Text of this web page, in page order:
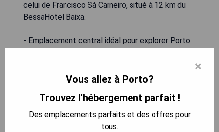
celui de Francisco Sá Carneiro, situé à 12 km du
BessaHotel Baixa.
- Emplacement central idéal pour explorer Porto
- Piscine intérieure relaxante, sauna et centre de
- Services tels qu'un centre d'affaires et des
massages thérapeutiques disponibles
- Connexion Wi-Fi gratuite pour rester connecté
×
Vous allez à Porto?
Trouvez l'hébergement parfait !
Des emplacements parfaits et des offres pour
tous.